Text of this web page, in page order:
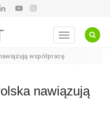
Toggle
współpracę
nawiązują